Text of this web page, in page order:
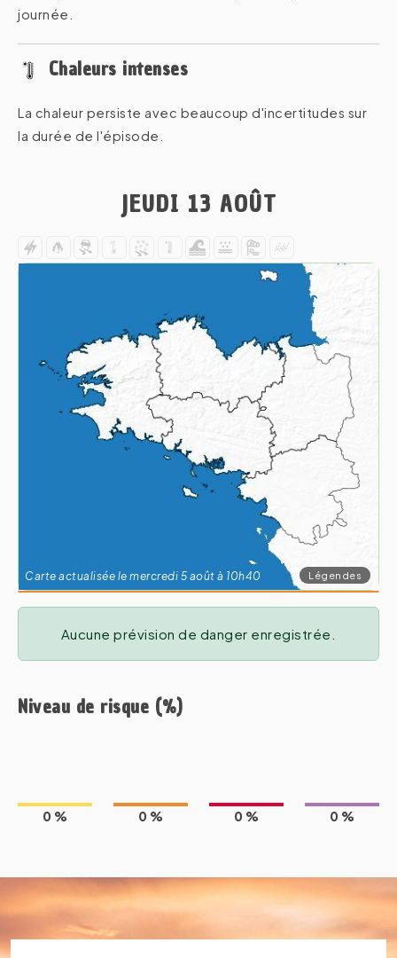
journée.
Chaleurs intenses
La chaleur persiste avec beaucoup d'incertitudes sur
la durée de l'épisode.
JEUDI 13 AOÛT
Carte actualisée le mercredi 5 août à 10h40 Légendes
Aucune prévision de danger enregistrée.
Niveau de risque (%)
0 % 0 % 0 % 0 %